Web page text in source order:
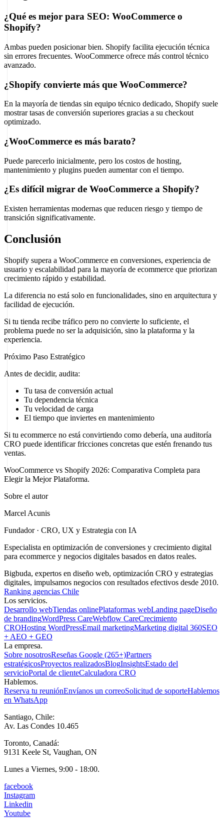
¿Qué es mejor para SEO: WooCommerce o
Shopify?
Ambas pueden posicionar bien. Shopify facilita ejecución técnica
sin errores frecuentes. WooCommerce ofrece más control técnico
avanzado.
¿Shopify convierte más que WooCommerce?
En la mayoría de tiendas sin equipo técnico dedicado, Shopify suele
mostrar tasas de conversión superiores gracias a su checkout
optimizado.
¿WooCommerce es más barato?
Puede parecerlo inicialmente, pero los costos de hosting,
mantenimiento y plugins pueden aumentar con el tiempo.
¿Es difícil migrar de WooCommerce a Shopify?
Existen herramientas modernas que reducen riesgo y tiempo de
transición significativamente.
Conclusión
Shopify supera a WooCommerce en conversiones, experiencia de
usuario y escalabilidad para la mayoría de ecommerce que priorizan
crecimiento rápido y estabilidad.
La diferencia no está solo en funcionalidades, sino en arquitectura y
facilidad de ejecución.
Si tu tienda recibe tráfico pero no convierte lo suficiente, el
problema puede no ser la adquisición, sino la plataforma y la
experiencia.
Próximo Paso Estratégico
Antes de decidir, audita:
Tu tasa de conversión actual
Tu dependencia técnica
Tu velocidad de carga
El tiempo que inviertes en mantenimiento
Si tu ecommerce no está convirtiendo como debería, una auditoría
CRO puede identificar fricciones concretas que estén frenando tus
ventas.
WooCommerce vs Shopify 2026: Comparativa Completa para
Elegir la Mejor Plataforma.
Sobre el autor
Marcel Acunis
Fundador · CRO, UX y Estrategia con IA
Especialista en optimización de conversiones y crecimiento digital
para ecommerce y negocios digitales basados en datos reales.
Bigbuda, expertos en diseño web, optimización CRO y estrategias
digitales, impulsamos negocios con resultados efectivos desde 2010.
Ranking agencias Chile
Los servicios.
Desarrollo webTiendas onlinePlataformas webLanding pageDiseño
de brandingWordPress CareWebflow CareCrecimiento
CROHosting WordPressEmail marketingMarketing digital 360SEO
+ AEO + GEO
La empresa.
Sobre nosotrosReseñas Google (265+)Partners
estratégicosProyectos realizadosBlogInsightsEstado del
servicioPortal de clienteCalculadora CRO
Hablemos.
Reserva tu reuniónEnvíanos un correoSolicitud de soporteHablemos
en WhatsApp
Santiago, Chile:
Av. Las Condes 10.465
Toronto, Canadá:
9131 Keele St, Vaughan, ON
Lunes a Viernes, 9:00 - 18:00.
facebook
Instagram
Linkedin
Youtube